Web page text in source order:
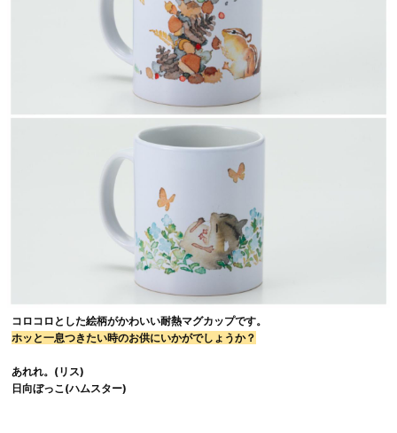
コロコロとした絵柄がかわいい耐熱マグカップです。
ホッと一息つきたい時のお供にいかがでしょうか？
あれれ。(リス)
日向ぼっこ(ハムスター)